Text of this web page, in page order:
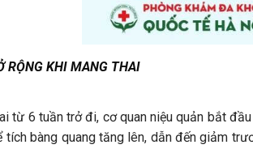
RỘNG KHI MANG THAI
từ 6 tuần trở đi, cơ quan niệu quản bắt
tích bàng quang tăng lên, dẫn đến giảm